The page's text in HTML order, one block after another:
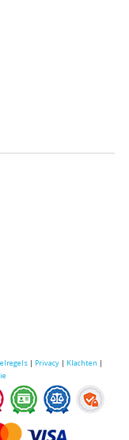
| Privacy | Klachten |